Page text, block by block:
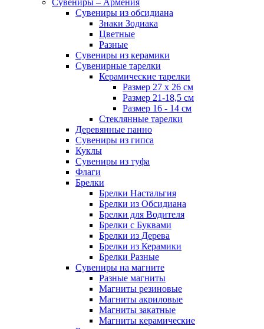
Сувениры – Армения
Сувениры из обсидиана
Знаки Зодиака
Цветные
Разные
Сувениры из керамики
Сувенирные тарелки
Керамические тарелки
Размер 27 х 26 см
Размер 21-18,5 см
Размер 16 - 14 см
Стеклянные тарелки
Деревянные панно
Сувениры из гипса
Куклы
Сувениры из туфа
Флаги
Брелки
Брелки Настальгия
Брелки из Обсидиана
Брелки для Водителя
Брелки с Буквами
Брелки из Дерева
Брелки из Керамики
Брелки Разные
Сувениры на магните
Разные магниты
Магниты резиновые
Магниты акриловые
Магниты закатные
Магниты керамические